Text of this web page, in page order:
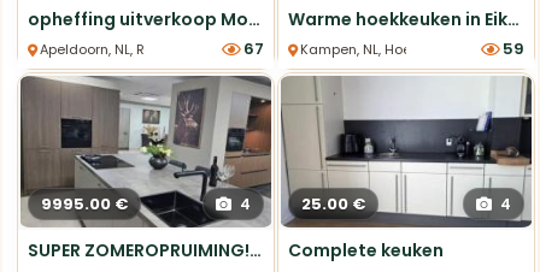
opheffing uitverkoop Moet weg.
Apeldoorn, NL, Rechte Keukens67
Warme hoekkeuken in Eiken Sierra met Greengridz werkblad
Kampen, NL, Hoek keukens 59
9995.00 € 4
SUPER ZOMEROPRUIMING! Keukeneiland en kastenwand
25.00 € 4
Complete keuken